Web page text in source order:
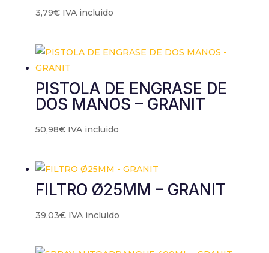
3,79€ IVA incluido
PISTOLA DE ENGRASE DE
DOS MANOS – GRANIT
50,98€ IVA incluido
FILTRO Ø25MM – GRANIT
39,03€ IVA incluido